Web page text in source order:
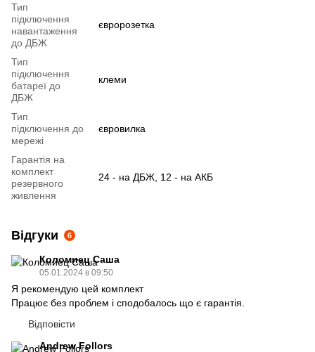
Тип
підключення
навантаження
до ДБЖ
євророзетка
Тип
підключення
батареї до
ДБЖ
клеми
Тип
підключення до
мережі
євровилка
Гарантія на
комплект
резервного
живлення
24 - на ДБЖ, 12 - на АКБ
Відгуки 6
Коломиец Саша
05.01.2024 в 09:50
Я рекомендую цей комплект
Працює без проблем і сподобалось що є гарантія.
Відповісти
Andrew Follors